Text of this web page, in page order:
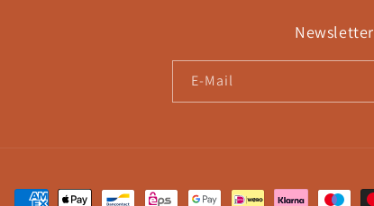
Newsletter
E-Mail
Zahlungsmethoden